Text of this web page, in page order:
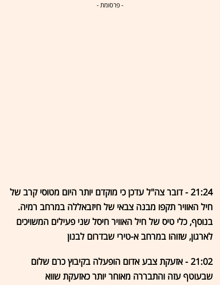
- פרסומת -
21:24 - דובר צה"ל עדכן כי מוקדם יותר היום מטוסי קרב של
חיל האוויר תקפו מבנה צבאי של חיזבאללה במרחב רמיה.
בנוסף, כלי טיס של חיל האוויר חיסל שני פעילים המשויכים
לארגון, שזוהו במרחב א-טירי שבדרום לבנון
21:02 - אזעקת צבע אדום הופעלה בקיבוץ כרם שלום
שבעוטף עזה והתבררה מאוחר יותר כאזעקת שווא